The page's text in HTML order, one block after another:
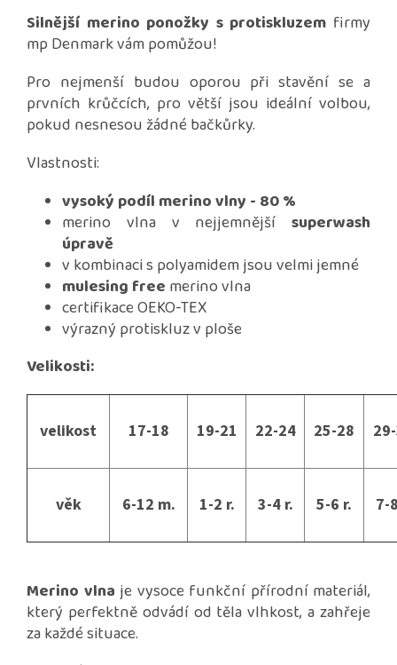
Silnější merino ponožky s protiskluzem firmy
mp Denmark vám pomůžou!
Pro nejmenší budou oporou při stavění se a
prvních krůčcích, pro větší jsou ideální volbou,
pokud nesnesou žádné bačkůrky.
Vlastnosti:
vysoký podíl merino vlny - 80 %
merino vlna v nejjemnější superwash
úpravě
v kombinaci s polyamidem jsou velmi jemné
mulesing free merino vlna
certifikace OEKO-TEX
výrazný protiskluz v ploše
Velikosti:
velikost 17-18 19-21 22-24 25-28
věk 6-12 m. 1-2 r. 3-4 r. 5-6 r. 7-
Merino vlna je vysoce funkční přírodní materiál,
který perfektně odvádí od těla vlhkost, a zahřeje
za každé situace.